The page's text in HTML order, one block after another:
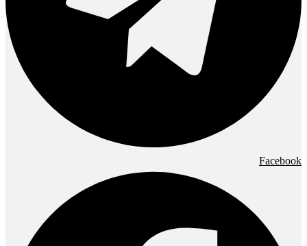
Facebook